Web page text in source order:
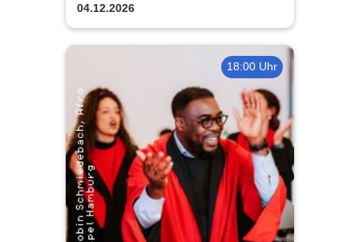
04.12.2026
18:00 Uhr